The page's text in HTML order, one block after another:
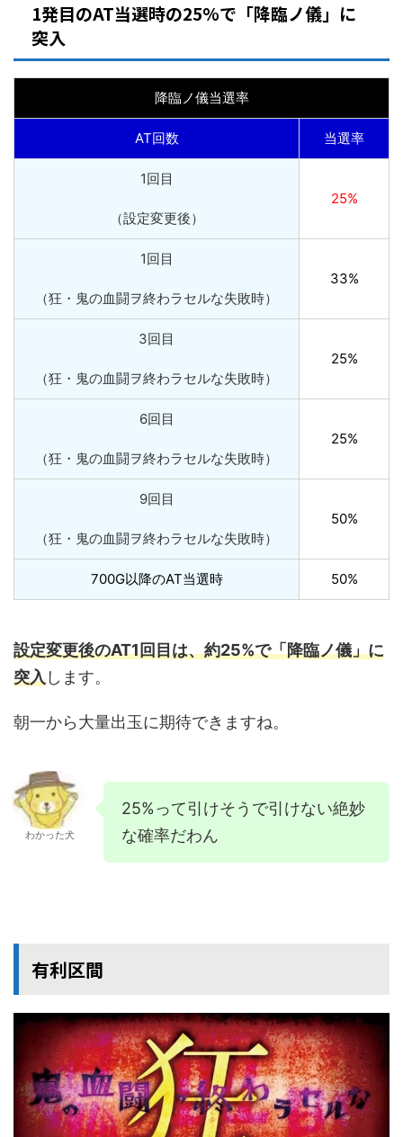
1発目のAT当選時の25%で「降臨ノ儀」に
突入
降臨ノ儀当選率
AT回数 当選率
1回目
（設定変更後）
25%
1回目
（狂・鬼の血闘ヲ終わラセルな失敗時）
33%
3回目
（狂・鬼の血闘ヲ終わラセルな失敗時）
25%
6回目
（狂・鬼の血闘ヲ終わラセルな失敗時）
25%
9回目
（狂・鬼の血闘ヲ終わラセルな失敗時）
50%
700G以降のAT当選時 50%
設定変更後のAT1回目は、約25%で「降臨ノ儀」に
突入します。
朝一から大量出玉に期待できますね。
わかった犬
25%って引けそうで引けない絶妙
な確率だわん
有利区間